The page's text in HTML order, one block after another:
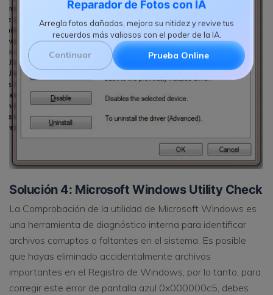
Reparador de Fotos con IA
Arregla fotos dañadas, mejora su nitidez y revive tus
recuerdos más valiosos con el poder de la IA.
Continuar Prueba Online
Solución 4: Microsoft Windows Utility Check
La Comprobación de la utilidad de Microsoft Windows es
una herramienta de diagnóstico interna para identificar
archivos corruptos o faltantes en el sistema. Es posible
que hayas eliminado accidentalmente archivos
importantes en el Registro de Windows, por lo tanto, para
corregir este error de pantalla azul 0x000000c5, debes